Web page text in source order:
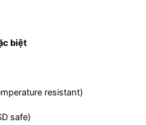
biệt
resistant)
safe)